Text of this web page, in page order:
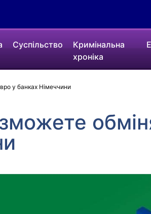
Суспільство
Кримінальна
хроніка
у банках Німеччини